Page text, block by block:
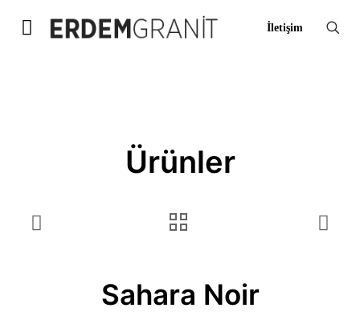
İletişim
Ürünler
Sahara Noir